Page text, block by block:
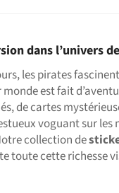
dans l’univers
les pirates
est fait
de cartes
voguant sur les
collection de
toute cette richesse